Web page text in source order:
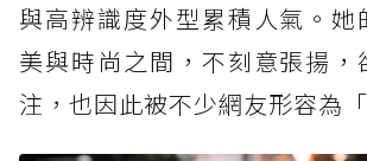
與高辨識度外型累積人氣。她
美與時尚之間，不刻意張揚，
注，也因此被不少網友形容為